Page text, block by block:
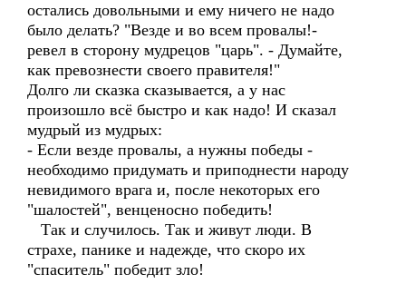
остались довольными и ему ничего не надо
было делать? "Везде и во всем провалы!-
ревел в сторону мудрецов "царь". - Думайте,
как превознести своего правителя!"
Долго ли сказка сказывается, а у нас
произошло всё быстро и как надо! И сказал
мудрый из мудрых:
- Если везде провалы, а нужны победы -
необходимо придумать и приподнести народу
невидимого врага и, после некоторых его
"шалостей", венценосно победить!
Так и случилось. Так и живут люди. В
страхе, панике и надежде, что скоро их
"спаситель" победит зло!